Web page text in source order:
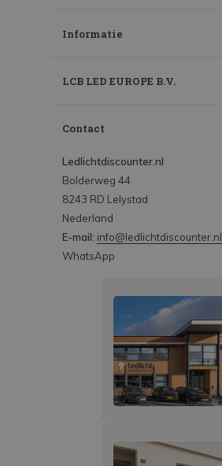
Informatie
LCB LED EUROPE B.V.
Contact
Ledlichtdiscounter.nl
Bolderweg 44
8243 RD Lelystad
Nederland
E-mail: info@ledlichtdiscounter.nl
WhatsApp